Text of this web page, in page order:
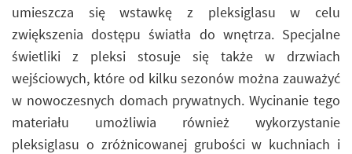
umieszcza się wstawkę z pleksiglasu w celu
zwiększenia dostępu światła do wnętrza. Specjalne
świetliki z pleksi stosuje się także w drzwiach
wejściowych, które od kilku sezonów można zauważyć
w nowoczesnych domach prywatnych. Wycinanie tego
materiału umożliwia również wykorzystanie
pleksiglasu o zróżnicowanej grubości w kuchniach i